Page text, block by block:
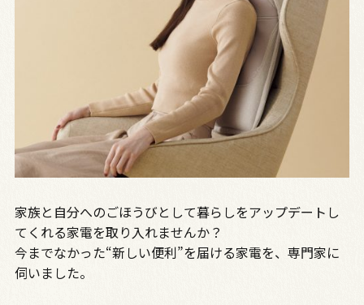
家族と自分へのごほうびとして暮らしをアップデートし
てくれる家電を取り入れませんか？
今までなかった“新しい便利”を届ける家電を、専門家に
伺いました。